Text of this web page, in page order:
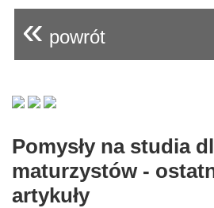
« powrót
Pomysły na studia
maturzystów -
artykuły